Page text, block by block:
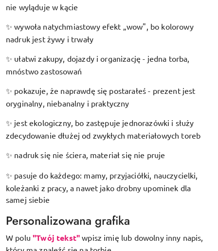
nie wyląduje w kącie
✨ wywoła natychmiastowy efekt „wow", bo kolorowy
nadruk jest żywy i trwały
✨ ułatwi zakupy, dojazdy i organizację - jedna torba,
mnóstwo zastosowań
✨ pokazuje, że naprawdę się postarałeś - prezent jest
oryginalny, niebanalny i praktyczny
✨ jest ekologiczny, bo zastępuje jednorazówki i służy
zdecydowanie dłużej od zwykłych materiałowych toreb
✨ nadruk się nie ściera, materiał się nie pruje
✨ pasuje do każdego: mamy, przyjaciółki, nauczycielki,
koleżanki z pracy, a nawet jako drobny upominek dla
samej siebie
Personalizowana grafika
W polu"Twój tekst" wpisz imię lub dowolny inny napis,